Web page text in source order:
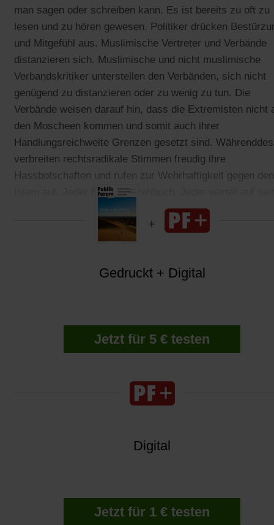
man sagen oder schreiben kann. Es ist bereits zu oft zu
lesen und zu hören gewesen. Politiker drücken
und Mitgefühl aus. Muslimische Vertreter und Verbände
distanzieren sich. Muslimische und nicht muslimische
Verbandskritiker unterstellen den Verbänden, sich nicht
genügend zu distanzieren oder zu wenig zu tun. Die
Verbände weisen darauf hin, dass die Extremisten nicht
den Moscheen kommen und somit auch ihrer
Handlungsreichweite Grenzen gesetzt sind.
verbreiten rechtsradikale Stimmen freudig ihre
Hassbotschaften und rufen zur Wehrhaftigkeit gegen den
Islam auf. Jeder hat sein Drehbuch. Jeder wartet auf
Auftritt. Ändern tut sich nichts.
Gedruckt + Digital
Jetzt für 5 € testen
Digital
Jetzt für 1 € testen